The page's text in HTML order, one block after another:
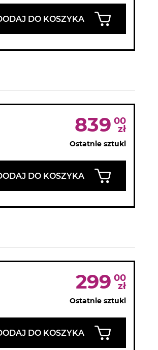
DO KOSZYKA
839 00
zł
Ostatnie sztuki
DO KOSZYKA
299 00
zł
Ostatnie sztuki
DO KOSZYKA